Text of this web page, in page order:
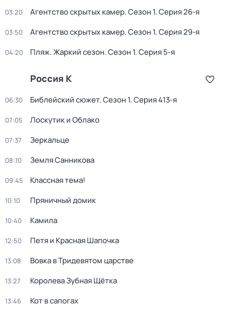
03:20 Агентство скрытых камер. Сезон 1. Серия 26-я
03:50 Агентство скрытых камер. Сезон 1. Серия 29-я
04:20 Пляж. Жаркий сезон. Сезон 1. Серия 5-я
Россия К
06:30 Библейский сюжет. Сезон 1. Серия 413-я
07:05 Лоскутик и Облако
07:37 Зеркальце
08:10 Земля Санникова
09:45 Классная тема!
10:10 Пряничный домик
10:40 Камила
12:50 Петя и Красная Шапочка
13:08 Вовка в Тридевятом царстве
13:27 Королева Зубная Щётка
13:46 Кот в сапогах